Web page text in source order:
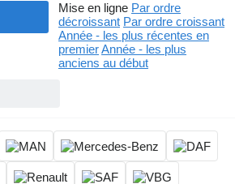
Mise en ligne Par ordre
décroissant Par ordre croissant
Année - les plus récentes en
premierAnnée - les plus
anciens au début